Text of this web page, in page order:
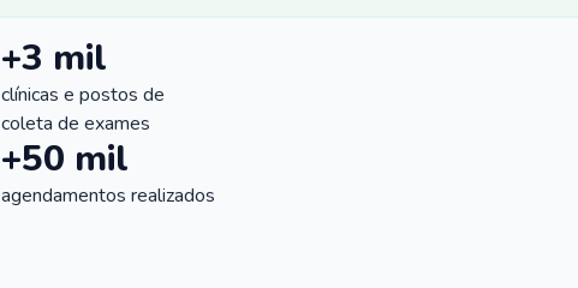
+3 mil
clínicas e postos de
coleta de exames
+50 mil
agendamentos realizados